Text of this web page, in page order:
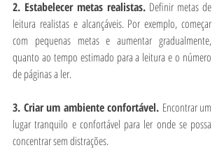
2. Estabelecer metas realistas. Definir metas de
leitura realistas e alcançáveis. Por exemplo, começar
com pequenas metas e aumentar gradualmente,
quanto ao tempo estimado para a leitura e o número
de páginas a ler.
3. Criar um ambiente confortável. Encontrar um
lugar tranquilo e confortável para ler onde se possa
concentrar sem distrações.